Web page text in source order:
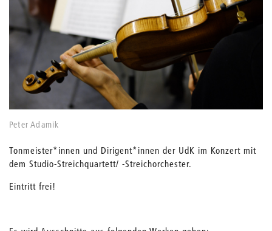
Peter Adamik
Tonmeister*innen und Dirigent*innen der UdK im Konzert mit
dem Studio-Streichquartett/ -Streichorchester.
Eintritt frei!